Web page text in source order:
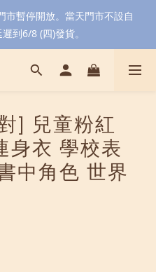
市暫停開放。當天門市不設自
到6/8 (四)發貨。
] 兒童粉紅
身衣 學校表
中角色 世界